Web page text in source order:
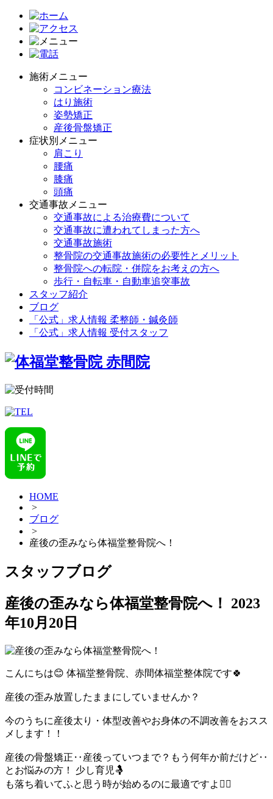
施術メニュー
コンビネーション療法
はり施術
姿勢矯正
産後骨盤矯正
症状別メニュー
肩こり
腰痛
膝痛
頭痛
交通事故メニュー
交通事故による治療費について
交通事故に遭われてしまった方へ
交通事故施術
整骨院の交通事故施術の必要性とメリット
整骨院への転院・併院をお考えの方へ
歩行・自転車・自動車追突事故
スタッフ紹介
ブログ
「公式」求人情報 柔整師・鍼灸師
「公式」求人情報 受付スタッフ
HOME
>
ブログ
>
産後の歪みなら体福堂整骨院へ！
スタッフブログ
産後の歪みなら体福堂整骨院へ！
2023
年10月20日
こんにちは😊 体福堂整骨院、赤間体福堂整体院です🍀
産後の歪み放置したままにしていませんか？
今のうちに産後太り・体型改善やお身体の不調改善をおスス
メします！！
産後の骨盤矯正‥産後っていつまで？もう何年か前だけど‥
とお悩みの方！ 少し育児🤱
も落ち着いてふと思う時が始めるのに最適ですよ🙆‍♀️